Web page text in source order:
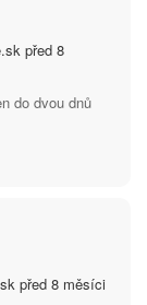
před 8
do dvou dnů
před 8 měsíci